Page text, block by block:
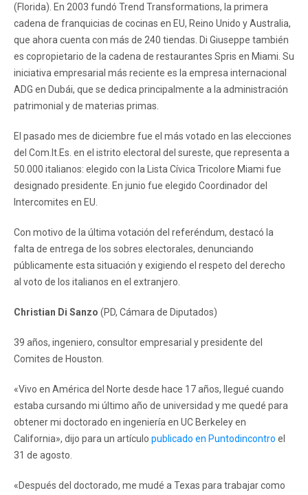
(Florida). En 2003 fundó Trend Transformations, la primera
cadena de franquicias de cocinas en EU, Reino Unido y Australia,
que ahora cuenta con más de 240 tiendas. Di Giuseppe también
es copropietario de la cadena de restaurantes Spris en Miami. Su
iniciativa empresarial más reciente es la empresa internacional
ADG en Dubái, que se dedica principalmente a la administración
patrimonial y de materias primas.
El pasado mes de diciembre fue el más votado en las elecciones
del Com.It.Es. en el istrito electoral del sureste, que representa a
50.000 italianos: elegido con la Lista Cívica Tricolore Miami fue
designado presidente. En junio fue elegido Coordinador del
Intercomites en EU.
Con motivo de la última votación del referéndum, destacó la
falta de entrega de los sobres electorales, denunciando
públicamente esta situación y exigiendo el respeto del derecho
al voto de los italianos en el extranjero.
Christian Di Sanzo (PD, Cámara de Diputados)
39 años, ingeniero, consultor empresarial y presidente del
Comites de Houston.
«Vivo en América del Norte desde hace 17 años, llegué cuando
estaba cursando mi último año de universidad y me quedé para
obtener mi doctorado en ingeniería en UC Berkeley en
California», dijo para un artículo publicado en Puntodincontro el
31 de agosto.
«Después del doctorado, me mudé a Texas para trabajar como